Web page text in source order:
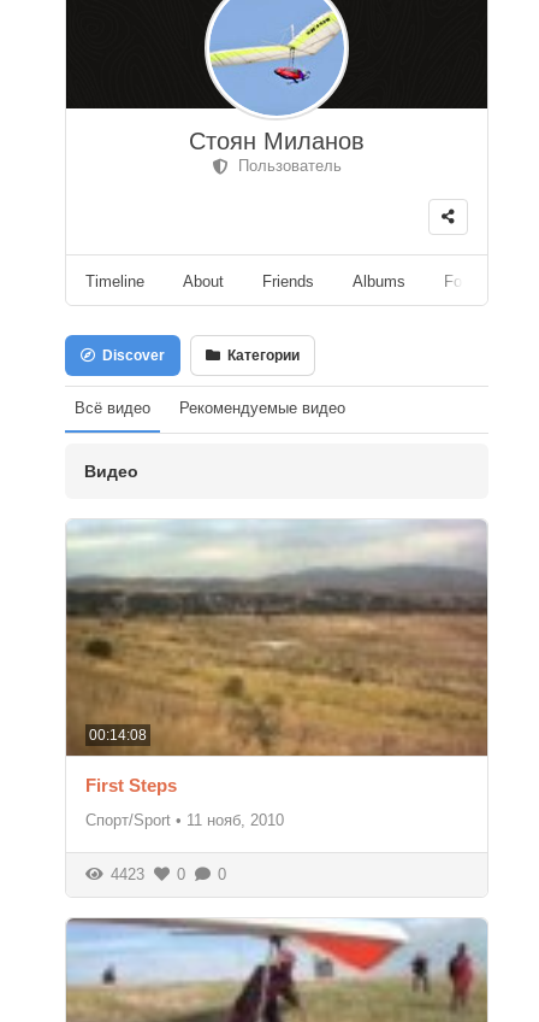
Стоян Миланов
Пользователь
Timeline About Friends Albums Followers
Discover Категории
Всё видео Рекомендуемые видео
Видео
00:14:08
First Steps
Спорт/Sport • 11 нояб, 2010
4423 0 0